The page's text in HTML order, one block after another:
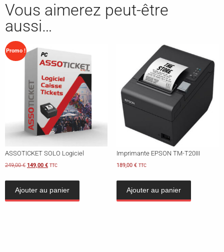
Vous aimerez peut-être
aussi…
Promo !
ASSOTICKET SOLO Logiciel
249,00€ 149,00 € TTC
Ajouter au panier
Imprimante EPSON TM-T20III
189,00 € TTC
Ajouter au panier